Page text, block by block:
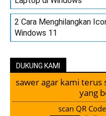
2 Cara Menghilangkan
Windows 11
DUKUNG KAMI
sawer agar kami
yang
scan QR